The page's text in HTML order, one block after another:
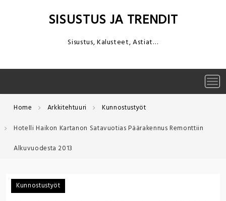
SISUSTUS JA TRENDIT
Sisustus, Kalusteet, Astiat…
Home Arkkitehtuuri
Kunnostustyöt
Hotelli Haikon Kartanon Satavuotias Päärakennus Remonttiin
Alkuvuodesta 2013
Kunnostustyöt